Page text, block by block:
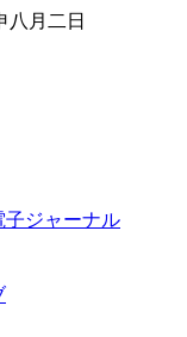
八月二日
子ジャーナル